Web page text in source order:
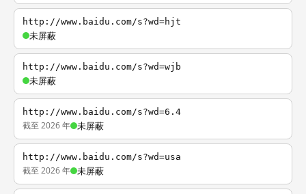
http://www.baidu.com/s?wd=hjt
未屏蔽
http://www.baidu.com/s?wd=wjb
未屏蔽
http://www.baidu.com/s?wd=6.4
截至 2026 年 未屏蔽
http://www.baidu.com/s?wd=usa
截至 2026 年 未屏蔽